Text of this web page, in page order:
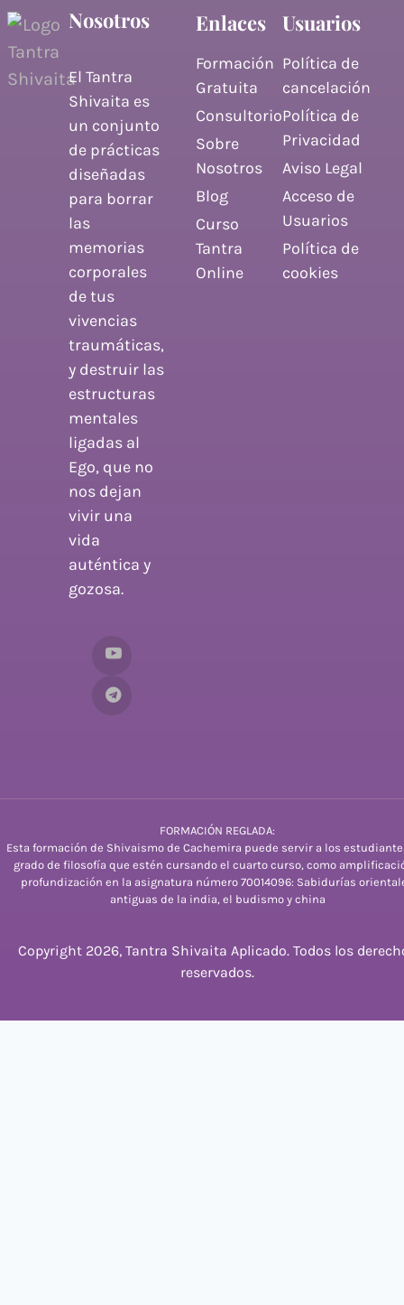
Nosotros
El Tantra
Shivaita es
un conjunto
de prácticas
diseñadas
para borrar
las
memorias
corporales
de tus
vivencias
traumáticas,
y destruir las
estructuras
mentales
ligadas al
Ego, que no
nos dejan
vivir una
vida
auténtica y
gozosa.
Enlaces
Formación
Gratuita
Consultorio
Sobre
Nosotros
Blog
Curso
Tantra
Online
Usuarios
Política de
cancelación
Política de
Privacidad
Aviso Legal
Acceso de
Usuarios
Política de
cookies
FORMACIÓN REGLADA:
Esta formación de Shivaismo de Cachemira puede servir a los
grado de filosofía que estén cursando el cuarto curso, como
profundización en la asignatura número 70014096: Sabidurías
antiguas de la india, el budismo y china
Copyright 2026, Tantra Shivaita Aplicado. Todos los
reservados.